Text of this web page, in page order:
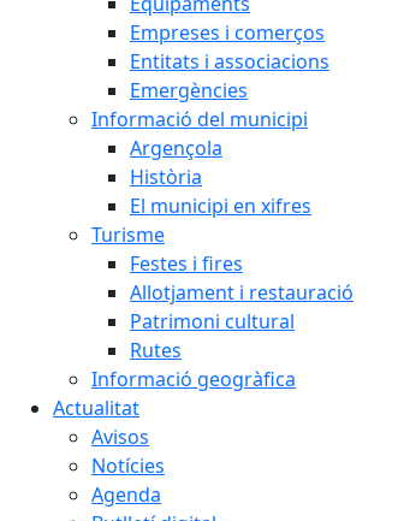
Empreses i comerços
Entitats i associacions
Emergències
Informació del municipi
Argençola
Història
El municipi en xifres
Turisme
Festes i fires
Allotjament i restauració
Patrimoni cultural
Rutes
Informació geogràfica
Actualitat
Avisos
Notícies
Agenda